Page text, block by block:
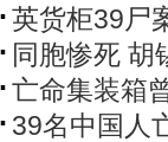
英货柜39尸
同胞惨死 胡
亡命集装箱
39名中国人